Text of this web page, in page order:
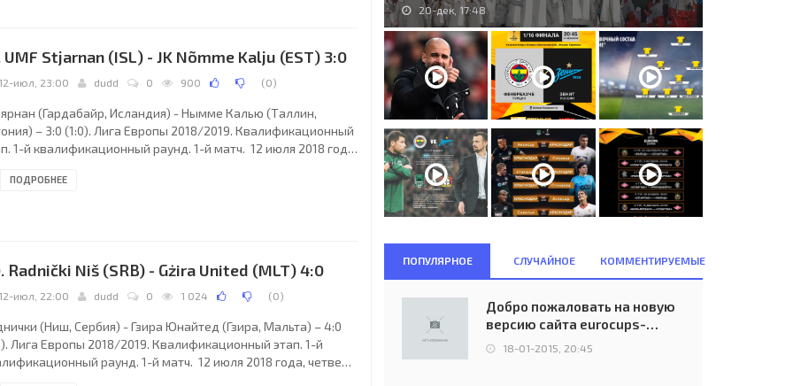
UMF Stjarnan (ISL) - JK Nõmme Kalju (EST) 3:0
12-июл, 23:00 dudd 0 900 (0)
(Гардабайр, Исландия) - Нымме Калью (Таллин,
– 3:0 (1:0). Лига Европы 2018/2019. Квалификационный
1-й квалификационный раунд. 1-й матч. 12 июля 2018 года,
+11°C. Стадион Стьорнюведлюр. 980 зрителей (50 %
ПОДРОБНЕЕ
Radnički Niš (SRB) - Gżira United (MLT) 4:0
12-июл, 22:00 dudd 0 1 024 (0)
(Ниш, Сербия) - Гзира Юнайтед (Гзира, Мальта) – 4:0
Лига Европы 2018/2019. Квалификационный этап. 1-й
раунд. 1-й матч. 12 июля 2018 года, четверг.
20-дек, 17:48
ПОПУЛЯРНОЕ СЛУЧАЙНОЕ КОММЕНТИРУЕМЫЕ
Добро пожаловать на новую
версию сайта eurocups-
uefa.ru
18-01-2015, 20:45